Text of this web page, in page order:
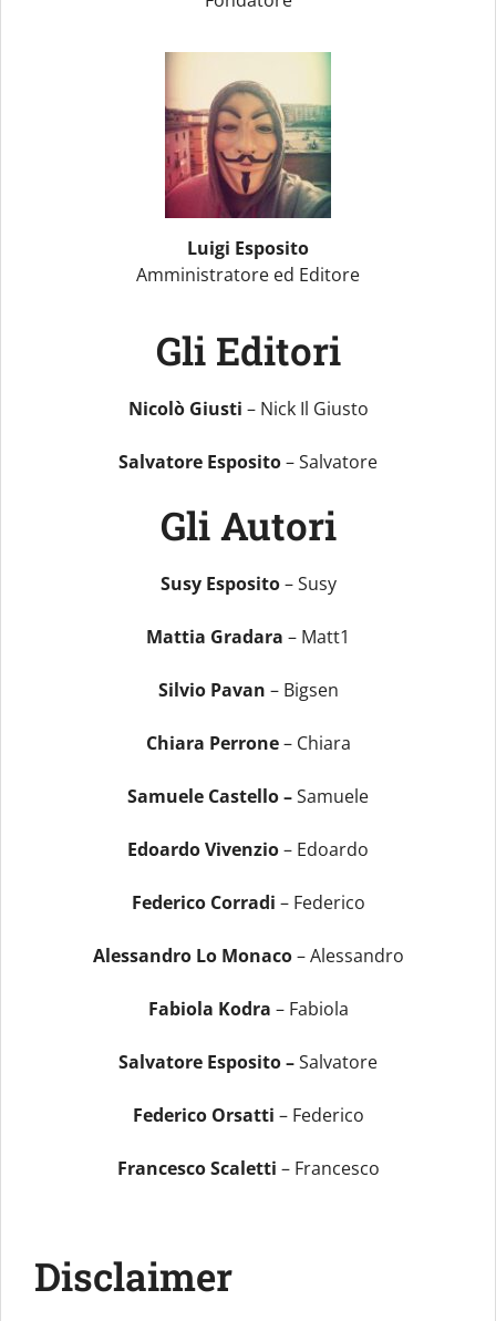
Luigi Esposito
Amministratore ed Editore
Gli Editori
Nicolò Giusti – Nick Il Giusto
Salvatore Esposito– Salvatore
Gli Autori
Susy Esposito– Susy
Mattia Gradara – Matt1
Silvio Pavan – Bigsen
Chiara Perrone– Chiara
Samuele Castello –Samuele
Edoardo Vivenzio– Edoardo
Federico Corradi – Federico
Alessandro Lo Monaco– Alessandro
Fabiola Kodra – Fabiola
Salvatore Esposito –Salvatore
Federico Orsatti – Federico
Francesco Scaletti – Francesco
Disclaimer